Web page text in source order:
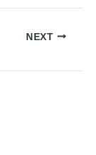
NEXT